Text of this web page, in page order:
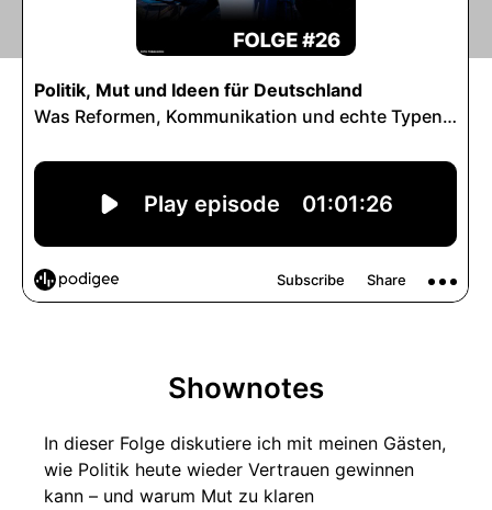
Shownotes
In dieser Folge diskutiere ich mit meinen Gästen,
wie Politik heute wieder Vertrauen gewinnen
kann – und warum Mut zu klaren